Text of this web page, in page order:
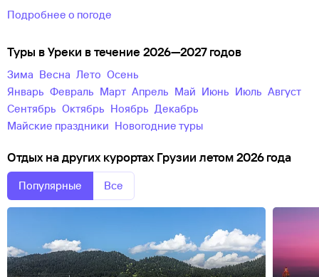
Подробнее о погоде
Туры в Уреки в течение 2026—2027 годов
зима весна лето
осень
Январь
Февраль Март Апрель Май Июнь Июль
Август
Сентябрь
Октябрь Ноябрь
Декабрь
майские праздники
новогодние туры
Отдых на других курортах Грузии летом 2026 года
Популярные Все